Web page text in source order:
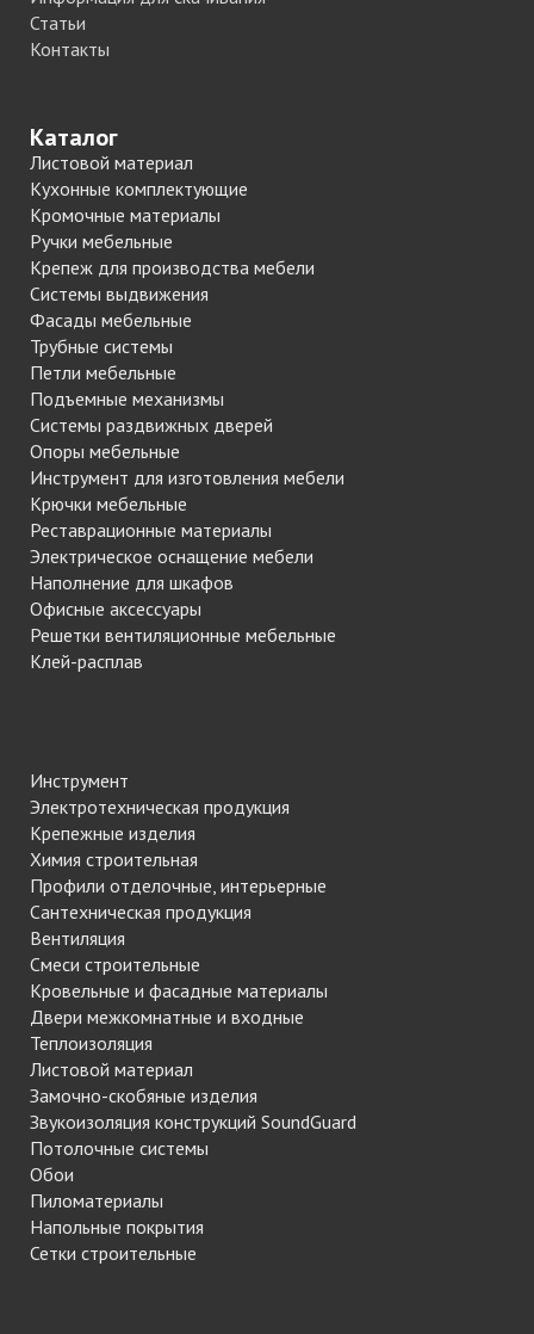
Статьи
Контакты
Каталог
Листовой материал
Кухонные комплектующие
Кромочные материалы
Ручки мебельные
Крепеж для производства мебели
Системы выдвижения
Фасады мебельные
Трубные системы
Петли мебельные
Подъемные механизмы
Системы раздвижных дверей
Опоры мебельные
Инструмент для изготовления мебели
Крючки мебельные
Реставрационные материалы
Электрическое оснащение мебели
Наполнение для шкафов
Офисные аксессуары
Решетки вентиляционные мебельные
Клей-расплав
Инструмент
Электротехническая продукция
Крепежные изделия
Химия строительная
Профили отделочные, интерьерные
Сантехническая продукция
Вентиляция
Смеси строительные
Кровельные и фасадные материалы
Двери межкомнатные и входные
Теплоизоляция
Листовой материал
Замочно-скобяные изделия
Звукоизоляция конструкций SoundGuard
Потолочные системы
Обои
Пиломатериалы
Напольные покрытия
Сетки строительные